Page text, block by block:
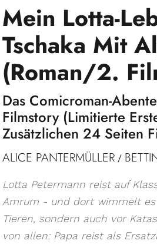
Mein Lotta-
Tschaka Mit
(Roman/2.
Das Comicroman-
Filmstory (Limitierte
Zusätzlichen 24 Seiten
ALICE PANTERMÜLLER /
Lotta Petermann reist auf
Amrum - und dort wimmelt
Tieren, sondern auch vor
von allen: Papa reist als